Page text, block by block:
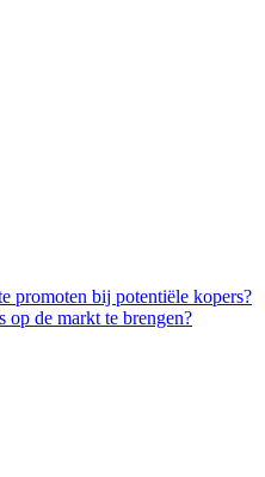
promoten bij potentiële kopers?
op de markt te brengen?